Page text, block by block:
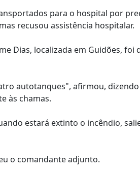
para o hospital por
recusou assistência hospitalar.
Dias, localizada em Guidões, foi
autotanques", afirmou,
às chamas.
estará extinto o incêndio,
o comandante adjunto.